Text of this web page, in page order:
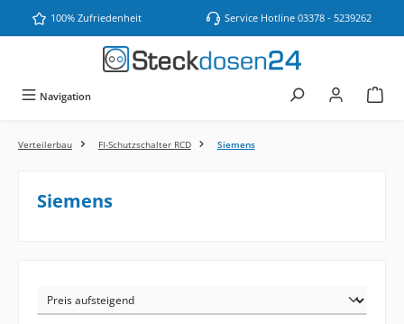
Zum Hauptinhalt springen
100% Zufriedenheit Service Hotline 03378 - 5239262
Navigation
Verteilerbau FI-Schutzschalter RCD Siemens
Siemens